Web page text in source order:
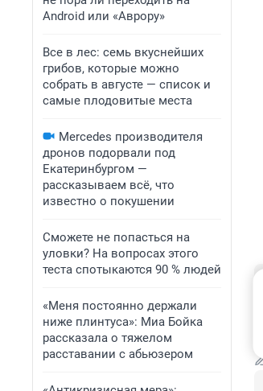
Android или «Аврору»
Все в лес: семь вкуснейших
грибов, которые можно
собрать в августе — список и
самые плодовитые места
Mercedes производителя
дронов подорвали под
Екатеринбургом —
рассказываем всё, что
известно о покушении
Сможете не попасться на
уловки? На вопросах этого
теста спотыкаются 90 % людей
«Меня постоянно держали
ниже плинтуса»: Миа Бойка
рассказала о тяжелом
расставании с абьюзером